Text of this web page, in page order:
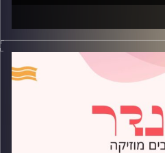
הבוקר בהגשת ליהי הירש